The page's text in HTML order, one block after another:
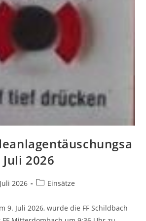
2026
2026 Einsätze
9. Juli 2026, wurde die FF Schildbach